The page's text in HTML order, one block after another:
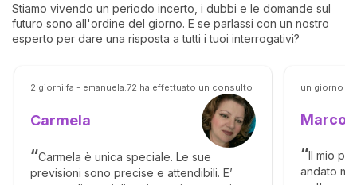
potrebbe illuminarti in modo
sorprendente.
Stiamo vivendo un periodo incerto, i dubbi e le domande sul
futuro sono all'ordine del giorno. E se parlassi con un nostro
esperto per dare una risposta a tutti i tuoi interrogativi?
2 giorni fa - emanuela.72 ha effettuato un consulto
Carmela
Carmela è unica speciale. Le sue
previsioni sono precise e attendibili. E’
un giorno
Marco
Il mio
andato